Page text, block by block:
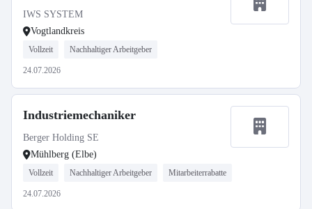
IWS SYSTEM
Vogtlandkreis
Vollzeit Nachhaltiger Arbeitgeber
24.07.2026
Industriemechaniker
Berger Holding SE
Mühlberg (Elbe)
Vollzeit Nachhaltiger Arbeitgeber Mitarbeiterrabatte
24.07.2026